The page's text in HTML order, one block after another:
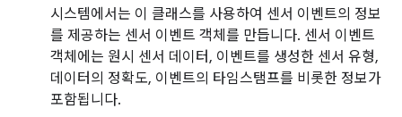
시스템에서는 이 클래스를 사용하여 센서 이벤트의 정보
를 제공하는 센서 이벤트 객체를 만듭니다. 센서 이벤트
객체에는 원시 센서 데이터, 이벤트를 생성한 센서 유형,
데이터의 정확도, 이벤트의 타임스탬프를 비롯한 정보가
포함됩니다.